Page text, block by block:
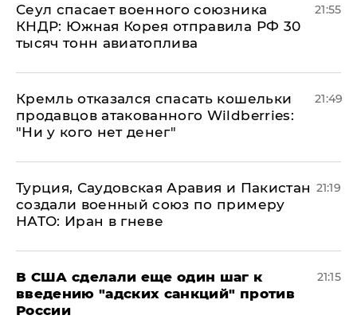
​Сеул спасает военного союзника
КНДР: Южная Корея отправила РФ 30
тысяч тонн авиатоплива
21:55
Кремль отказался спасать кошельки
продавцов атакованного Wildberries:
"Ни у кого нет денег"
21:49
Турция, Саудовская Аравия и Пакистан
создали военный союз по примеру
НАТО: Иран в гневе
21:19
В США сделали еще один шаг к
введению "адских санкций" против
России
21:15